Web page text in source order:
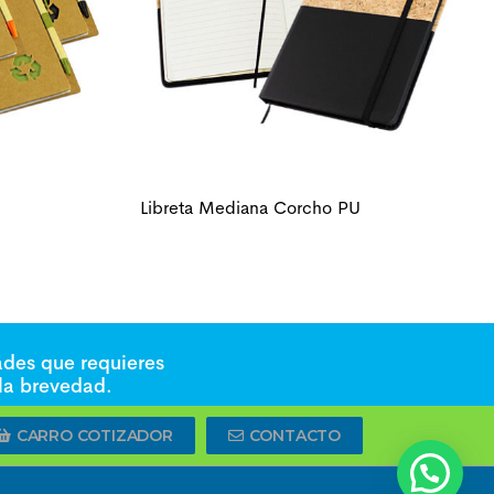
Libreta Mediana Corcho PU
que requieres
brevedad.
CARRO COTIZADOR CONTACTO